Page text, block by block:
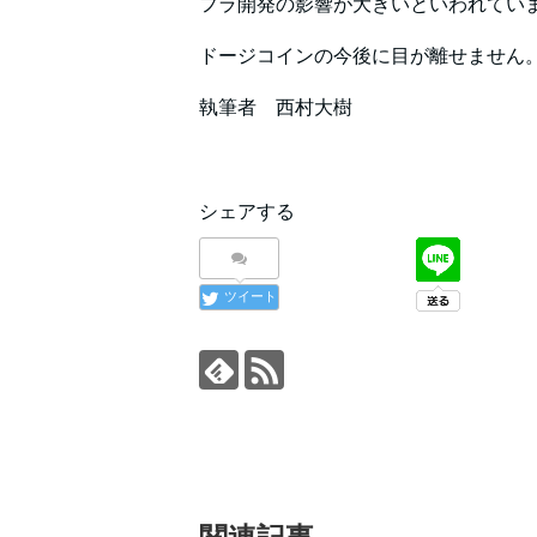
フラ開発の影響が大きいといわれてい
ドージコインの今後に目が離せません。
執筆者 西村大樹
シェアする
ツイート